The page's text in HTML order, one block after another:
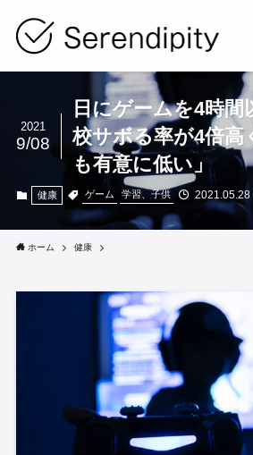
日にゲームを4時間
校サボる率が4倍高
も有意に低い」
2021
9/08
健康 ゲーム 学習、子供 2021.05.28
ホーム 健康